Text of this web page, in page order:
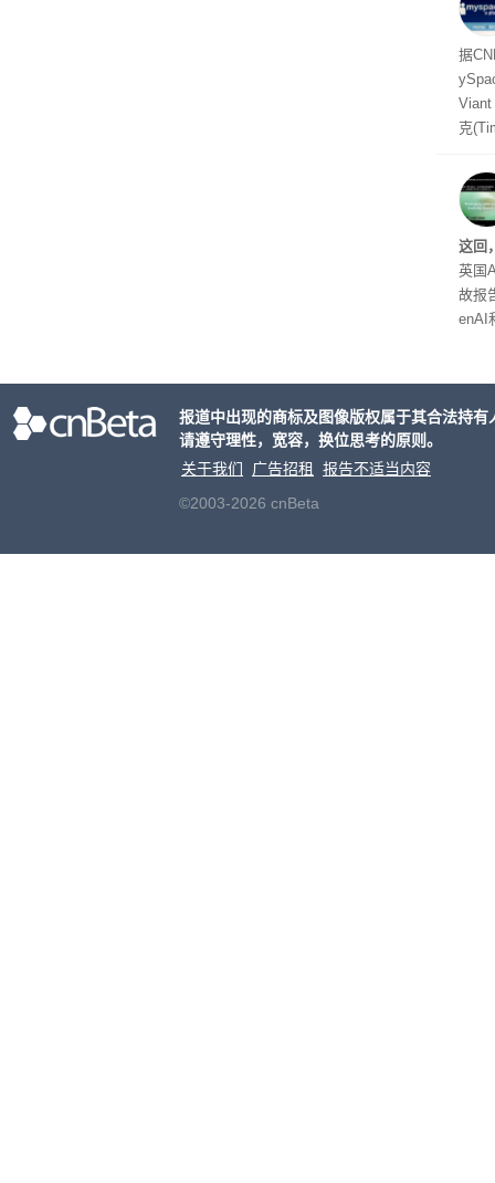
出震
据
Viant
克
合
户对
算
老牌
这回
英国
故报
enAI
报道中出现的商标及图像版权属于其合法持
请遵守理性，宽容，换位思考的原则。
关于我们
广告招租
报告不适当内容
©2003-2026 cnBeta